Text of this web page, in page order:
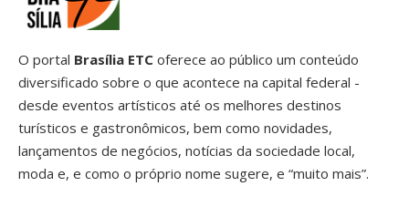
O portal Brasília ETC oferece ao público um conteúdo
diversificado sobre o que acontece na capital federal -
desde eventos artísticos até os melhores destinos
turísticos e gastronômicos, bem como novidades,
lançamentos de negócios, notícias da sociedade local,
moda e, e como o próprio nome sugere, e “muito mais”.